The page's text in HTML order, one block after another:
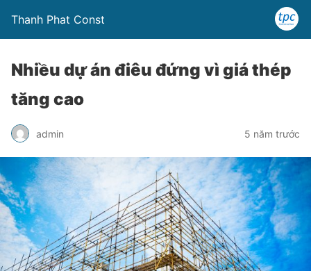
Thanh Phat Const
Nhiều dự án điêu đứng vì giá thép
tăng cao
admin 5 năm trước